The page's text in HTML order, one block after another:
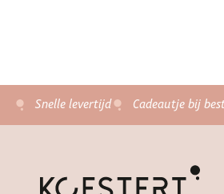
Snelle levertijd Cadeautje bij